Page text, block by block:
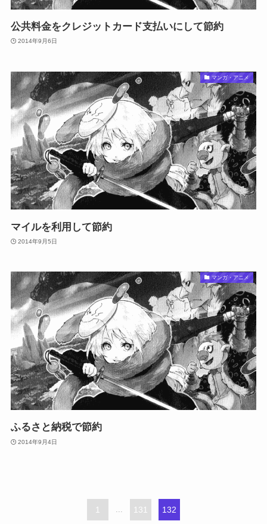
公共料金をクレジットカード支払いにして節約
2014年9月6日
マンガ・アニメ
マイルを利用して節約
2014年9月5日
マンガ・アニメ
ふるさと納税で節約
2014年9月4日
1 ... 131 132